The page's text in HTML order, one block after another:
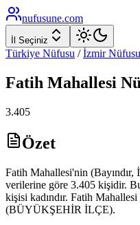
nufusune.com
İl Seçiniz
Türkiye Nüfusu / İzmirNüfusu
Fatih Mahallesi
3.405
Özet
Fatih Mahallesi'nin
verilerine göre 3.405 kişidir.
kişisi kadındır. Fatih Mahallesi
(BÜYÜKŞEHİR İLÇE).